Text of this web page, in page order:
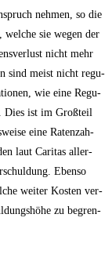
neh­men, so die
wel­che sie wegen der
nicht mehr
sind meist nicht regu­
wie eine Regu­
Dies ist im Groß­teil
eine Raten­zah­
laut Cari­tas aller­
Eben­so
wei­ter Kos­ten ver­
zu begren­